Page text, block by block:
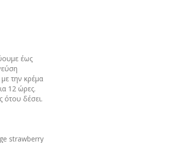
έως
την κρέμα
12 ώρες.
ότου δέσει.
strawberry